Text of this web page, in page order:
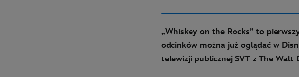
„Whiskey on the Rocks” to
odcinków można już oglądać w
telewizji publicznej SVT z The Walt